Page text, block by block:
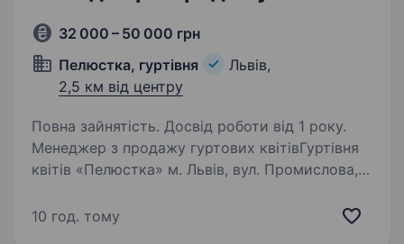
32 000 – 50 000 грн
Пелюстка, гуртівня
Львів,
2,5 км від центру
Повна зайнятість. Досвід роботи від 1 року.
Менеджер з продажу гуртових квітівГуртівня
квітів «Пелюстка» м. Львів, вул. Промислова,
+380 67 702 27 49 Про компанію«Пелюстка»
10 год. тому